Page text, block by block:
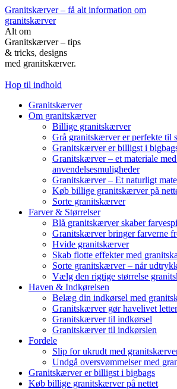
Granitskærver – få alt information om
granitskærver
Alt om
Granitskærver – tips
& tricks, designs
med granitskærver.
Hop til indhold
Granitskærver
Om granitskærver
Billige granitskærver
Grå granitskærver er perfekte til
Granitskærver er billigst i
Granitskærver – et materiale
anvendelsesmuligheder
Granitskærver – Et naturligt
Køb billige granitskærver på
Sorte granitskærver
Farver & Størrelser
Blå granitskærver skaber
Granitskærver bringer farverne
Hvide granitskærver
Skab flotte effekter med
Sorte granitskærver – når
Vælg den rigtige størrelse
Haven & Indkørelsen
Belæg din indkørsel med
Granitskærver gør havelivet
Granitskærver til indkørsel
Granitskærver til indkørslen
Fordele
Slip for ukrudt med
Undgå oversvømmelser med
Granitskærver er billigst i bigbags
Køb billige granitskærver på nettet